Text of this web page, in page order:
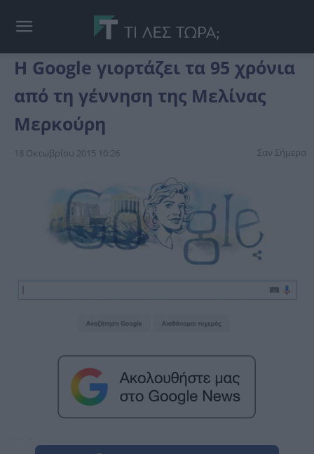
Η Google γιορτάζει τα 95 χρόνια
από τη γέννηση της Μελίνας
Μερκούρη
18 Οκτωβρίου 2015 10:26 Σαν Σήμερα